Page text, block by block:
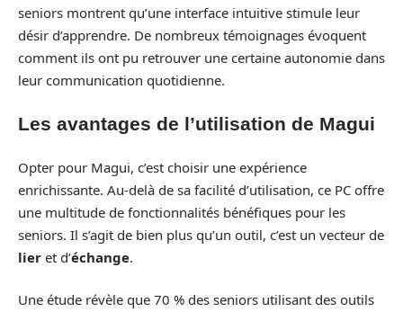
seniors montrent qu’une interface intuitive stimule leur
désir d’apprendre. De nombreux témoignages évoquent
comment ils ont pu retrouver une certaine autonomie dans
leur communication quotidienne.
Les avantages de l’utilisation de Magui
Opter pour Magui, c’est choisir une expérience
enrichissante. Au-delà de sa facilité d’utilisation, ce PC offre
une multitude de fonctionnalités bénéfiques pour les
seniors. Il s’agit de bien plus qu’un outil, c’est un vecteur de
lier et d’échange.
Une étude révèle que 70 % des seniors utilisant des outils